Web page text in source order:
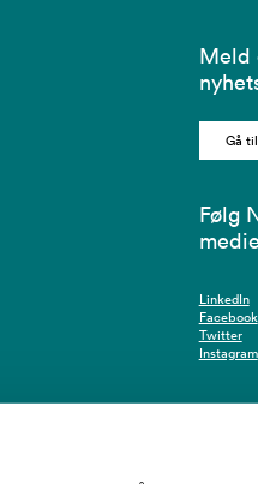
Meld
Gå
Følg
LinkedIn
Facebook
Twitter
Instagram